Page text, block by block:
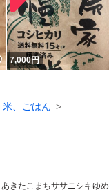
いいね！
7,000円
米、ごはん
あきたこまちササニシキゆ